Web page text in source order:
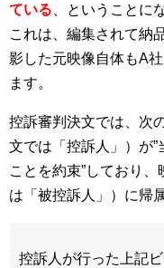
ている 、ということに
これは、編集されて納
影した元映像自体もA
ます。
控訴審判決文では、次
文では「控訴人」）が
ことを約束”しており
は「被控訴人」）に帰
控訴人が行った上記